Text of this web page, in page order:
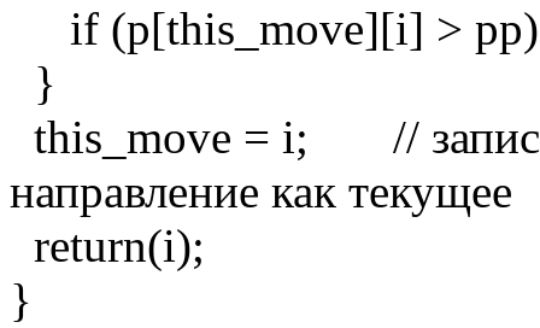
if (p[this_move][i] > pp)
}
this_move = i; //
направление как текущее
return(i);
}